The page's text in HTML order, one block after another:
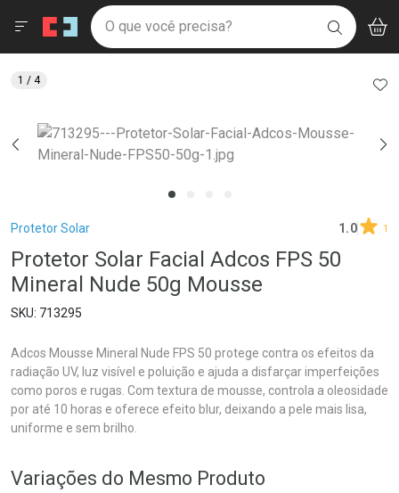
Drogaria São Paulo
Ir direto para a home
pela página
Ir direto para o conteúdo
Ir direto para a busca
Ir direto para a conta
Ir direto para a notificações
Ir direto para o carrinho
Ir direto para o menu
Faça a sua busca
O que você precisa? BUSCAR
Menu
Breadcrumb
Protetor Solar 1.0 1
Protetor Solar Facial Adcos FPS 50
Mineral Nude 50g Mousse
713295
Adcos Mousse Mineral Nude FPS 50 protege contra os efeitos da
radiação UV, luz visível e poluição e ajuda a disfarçar imperfeições
como poros e rugas. Com textura de mousse, controla a oleosidade
por até 10 horas e oferece efeito blur, deixando a pele mais lisa,
uniforme e sem brilho.
1 / 4
Variações do Mesmo Produto